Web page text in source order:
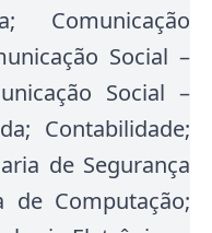
Comunicação
Social –
Social –
Contabilidade;
de Segurança
de Computação;